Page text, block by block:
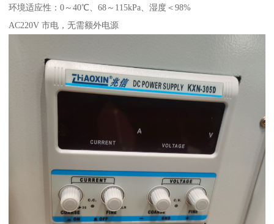
环境适应性：0～40℃、68～115kPa、湿度＜98%
AC220V 市电，无需额外电源